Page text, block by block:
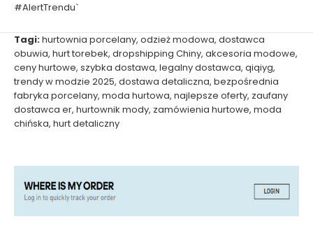
#AlertTrendu`
Tagi:hurtownia porcelany, odzież modowa, dostawca
obuwia, hurt torebek, dropshipping Chiny, akcesoria modowe,
ceny hurtowe, szybka dostawa, legalny dostawca, qiqiyg,
trendy w modzie 2025, dostawa detaliczna, bezpośrednia
fabryka porcelany, moda hurtowa, najlepsze oferty, zaufany
dostawca er, hurtownik mody, zamówienia hurtowe, moda
chińska, hurt detaliczny